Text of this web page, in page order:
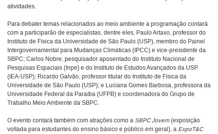
atividades.
Para debater temas relacionados ao meio ambiente a programação contará
com a participarão de especialistas, dentre eles, Paulo Artaxo, professor do
Instituto de Física da Universidade de São Paulo (USP), membro do Painel
Intergovernamental para Mudanças Climáticas (IPCC) e vice-presidente da
SBPC; Carlos Nobre, pesquisador aposentado do Instituto Nacional de
Pesquisas Espaciais (Inpe) e do Instituto de Estudos Avançados da USP
(IEA-USP); Ricardo Galvão, professor titular do Instituto de Física da
Universidade de São Paulo (USP); e Luciana Gomes Barbosa, professora da
Universidade Federal da Paraíba (UFPB) e coordenadora do Grupo de
Trabalho Meio Ambiente da SBPC.
O evento contará também com atrações como a SBPC Jovem (exposição
voltada para estudantes do ensino básico e público em geral), a ExpoT&C